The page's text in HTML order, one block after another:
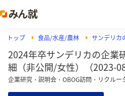
トップ 食品/水産/農林 サンデリカ
2024年卒サンデリカの企業
細（非公開/女性）（2023-
企業研究・説明会・OBOG訪問・リクルー